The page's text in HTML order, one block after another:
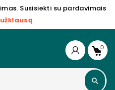
Susisiekti su pardavimais
0